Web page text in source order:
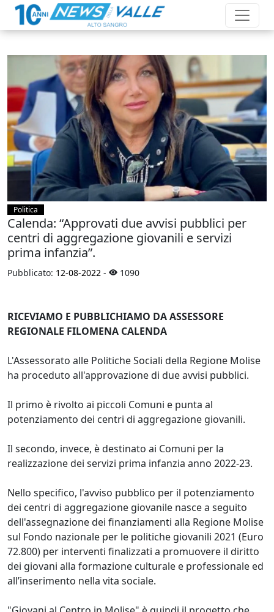
Politica
Calenda: “Approvati due avvisi pubblici per
centri di aggregazione giovanili e servizi
prima infanzia”.
Pubblicato: 12-08-2022 - 1090
RICEVIAMO E PUBBLICHIAMO DA ASSESSORE
REGIONALE FILOMENA CALENDA
L'Assessorato alle Politiche Sociali della Regione Molise
ha proceduto all'approvazione di due avvisi pubblici.
Il primo è rivolto ai piccoli Comuni e punta al
potenziamento dei centri di aggregazione giovanili.
Il secondo, invece, è destinato ai Comuni per la
realizzazione dei servizi prima infanzia anno 2022-23.
Nello specifico, l'avviso pubblico per il potenziamento
dei centri di aggregazione giovanile nasce a seguito
dell'assegnazione dei finanziamenti alla Regione Molise
sul Fondo nazionale per le politiche giovanili 2021 (Euro
72.800) per interventi finalizzati a promuovere il diritto
dei giovani alla formazione culturale e professionale ed
all’inserimento nella vita sociale.